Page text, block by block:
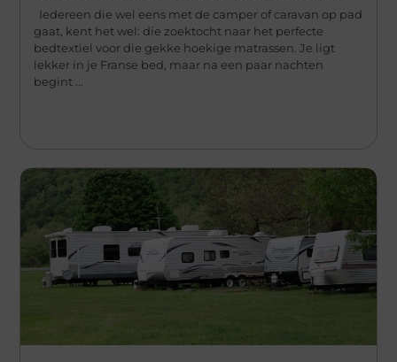
Iedereen die wel eens met de camper of caravan op pad
gaat, kent het wel: die zoektocht naar het perfecte
bedtextiel voor die gekke hoekige matrassen. Je ligt
lekker in je Franse bed, maar na een paar nachten
begint ...